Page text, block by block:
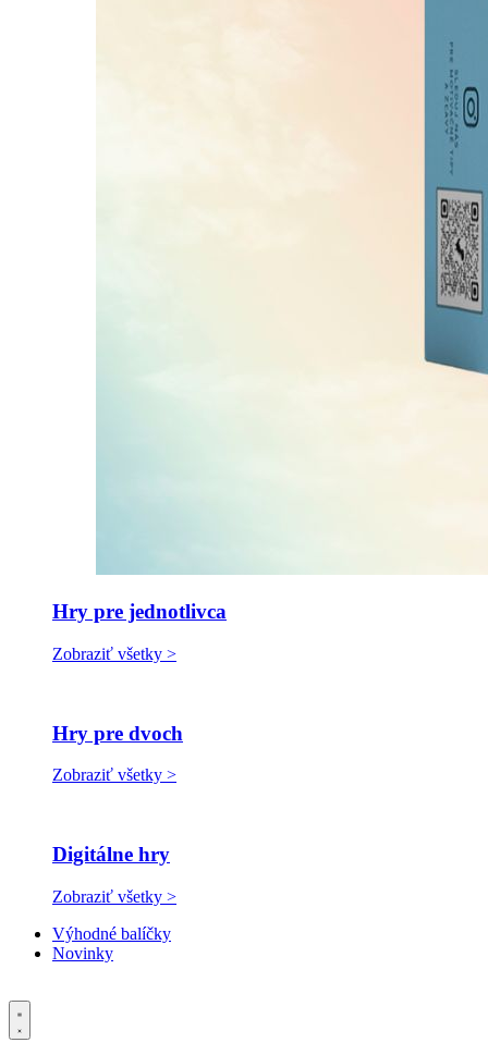
Hry pre jednotlivca
Zobraziť všetky >
Hry pre dvoch
Zobraziť všetky >
Digitálne hry
Zobraziť všetky >
Výhodné balíčky
Novinky